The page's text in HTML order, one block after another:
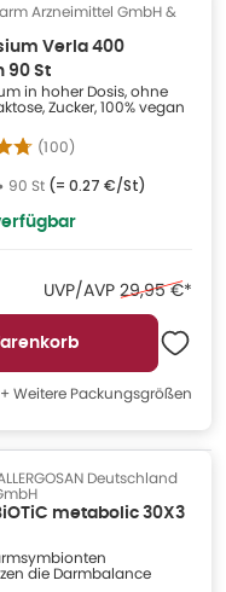
Arzneimittel GmbH &
Verla 400
90 St
in hoher Dosis, ohne
Zucker, 100% vegan
(100)
90 St (= 0.27 €/St)
UVP/AVP Ehemaliger
29,95 €*
+ Weitere Packungsgrößen
Deutschland
metabolic 30X3
die Darmbalance